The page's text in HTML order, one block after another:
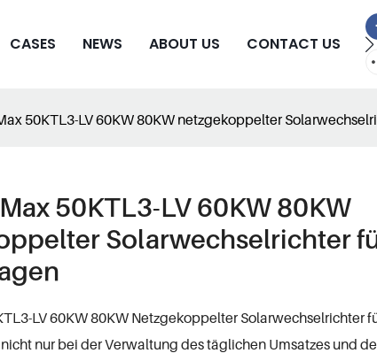
CASES NEWS ABOUT US CONTACT US
50KTL3-LV 60KW 80KW netzgekoppelter
50KTL3-LV 60KW 80KW
Solarwechselrichter
LV 60KW 80KW Netzgekoppelter Solarwechselrichter
nur bei der Verwaltung des täglichen Umsatzes und